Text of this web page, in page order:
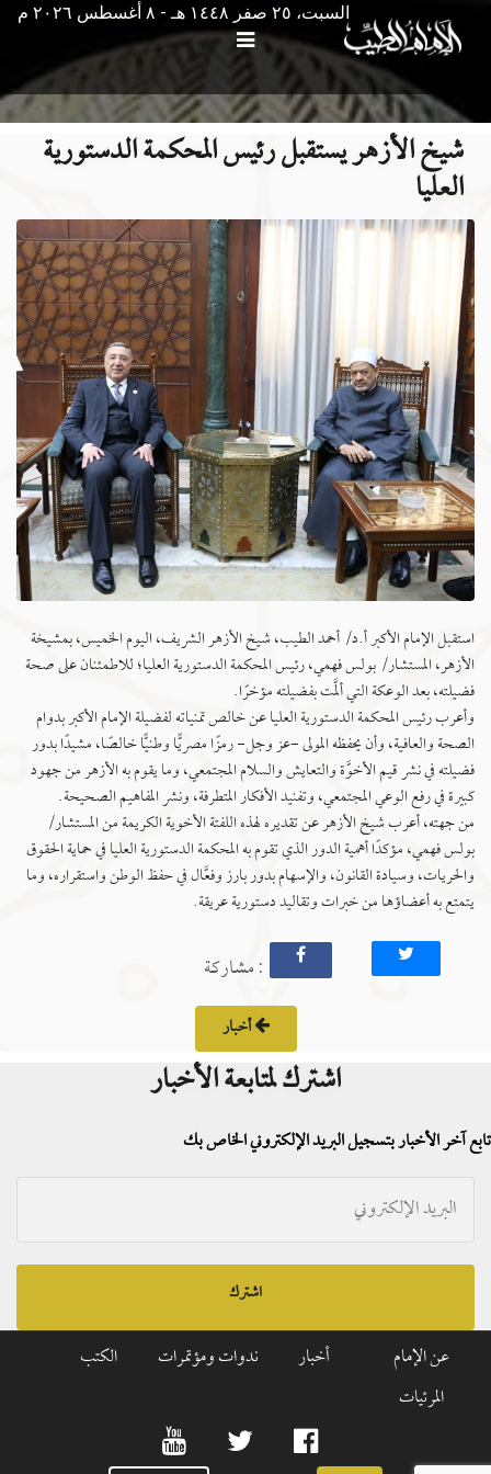
السبت، ٢٥ صفر ١٤٤٨ هـ - ۸ أغسطس ۲۰۲٦ م
شيخ الأزهر يستقبل رئيس المحكمة الدستورية
العليا
استقبل الإمام الأكبر أ.د/ أحمد الطيب، شيخ الأزهر الشريف، اليوم الخميس، بمشيخة
الأزهر، المستشار/ بولس فهمي، رئيس المحكمة الدستورية العليا؛ للاطمئنان على صحة
فضيلته، بعد الوعكة التي ألمَّت بفضيلته مؤخرًا.
وأعرب رئيس المحكمة الدستورية العليا عن خالص تمنياته لفضيلة الإمام الأكبر بدوام
الصحة والعافية، وأن يحفظه المولى -عز وجل- رمزًا مصريًّا وطنيًّا خالصًا، مشيدًا بدور
فضيلته في نشر قيم الأخوَّة والتعايش والسلام المجتمعي، وما يقوم به الأزهر من جهود
كبيرة في رفع الوعي المجتمعي، وتفنيد الأفكار المتطرفة، ونشر المفاهيم الصحيحة.
من جهته، أعرب شيخ الأزهر عن تقديره لهذه اللفتة الأخوية الكريمة من المستشار/
بولس فهمي، مؤكدًا أهمية الدور الذي تقوم به المحكمة الدستورية العليا في حماية الحقوق
والحريات، وسيادة القانون، والإسهام بدور بارز وفعَّال في حفظ الوطن واستقراره، وما
يتمتع به أعضاؤها من خبرات وتقاليد دستورية عريقة.
: مشاركة
أخبار
اشترك لمتابعة الأخبار
تابع آخر الأخبار بتسجيل البريد الإلكتروني الخاص بك
اشترك
عن الإمام أخبار ندوات ومؤتمرات
الكتب
المرئيات